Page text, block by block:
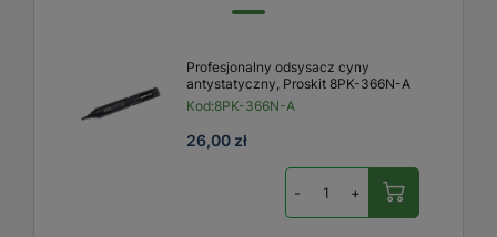
Profesjonalny odsysacz cyny
antystatyczny, Proskit 8PK-366N-A
Kod:8PK-366N-A
26,00 zł
- +